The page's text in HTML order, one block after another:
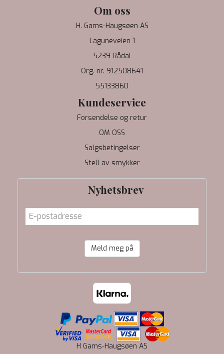
Om oss
H. Gams-Haugsøen AS
Laguneveien 1
5239 Rådal
Org. nr. 912508641
55133860
Kundeservice
Forsendelse og retur
OM OSS
Salgsbetingelser
Stell av smykker
Nyhetsbrev
Meld meg på
H Gams-Haugsøen AS